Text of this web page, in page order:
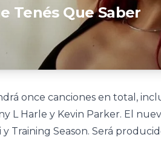
Tenés Que Saber
once canciones en total,
L Harle y Kevin Parker. El
Training Season. Será